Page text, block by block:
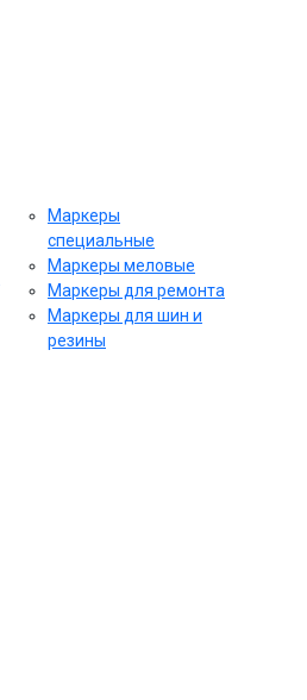
Маркеры
специальные
Маркеры меловые
Маркеры для ремонта
Маркеры для шин и
резины